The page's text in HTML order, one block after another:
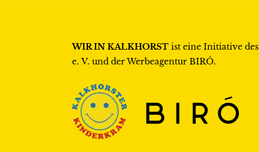
WIR IN KALKHORST ist eine Initiative des
e. V. und der Werbeagentur BIRÓ.